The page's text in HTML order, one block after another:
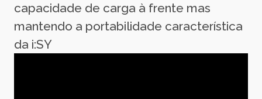
capacidade de carga à frente mas
mantendo a portabilidade característica
da i:SY